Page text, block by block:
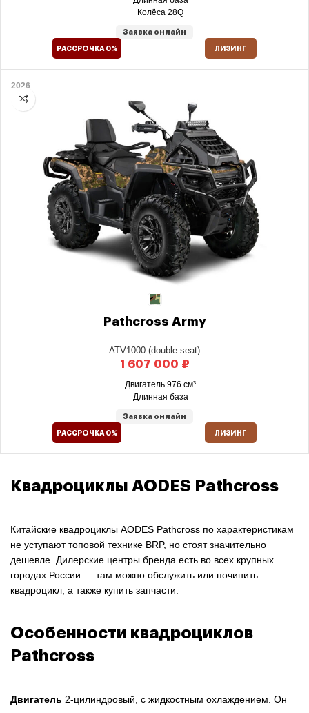
Колёса 28Q
Заявка онлайн
РАССРОЧКА 0% ЛИЗИНГ
2026
Pathcross Army
ATV1000 (double seat)
₽
Двигатель 976 см³
Длинная база
Заявка онлайн
РАССРОЧКА 0% ЛИЗИНГ
Квадроциклы AODES Pathcross
Китайские квадроциклы AODES Pathcross по характеристикам
не уступают топовой технике BRP, но стоят значительно
дешевле. Дилерские центры бренда есть во всех крупных
городах России — там можно обслужить или починить
квадроцикл, а также купить запчасти.
Особенности квадроциклов
Pathcross
Двигатель 2-цилиндровый, с жидкостным охлаждением. Он